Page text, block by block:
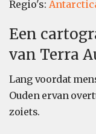
Regio's:
Een
van Terra
Lang voordat
Ouden ervan
zoiets.